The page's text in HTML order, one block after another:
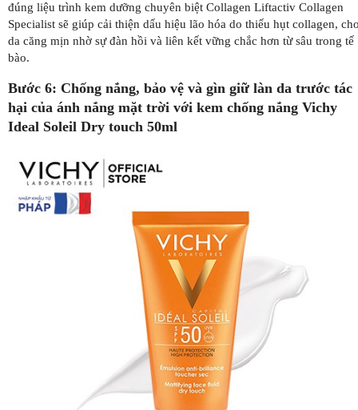
đúng liệu trình kem dưỡng chuyên biệt Collagen Liftactiv Collagen
Specialist sẽ giúp cải thiện dấu hiệu lão hóa do thiếu hụt collagen,
da căng mịn nhờ sự đàn hồi và liên kết vững chắc hơn từ sâu trong tế
bào.
Bước 6: Chống nắng, bảo vệ và gìn giữ làn da trước tác
hại của ánh nắng mặt trời với kem chống nắng Vichy
Ideal Soleil Dry touch 50ml